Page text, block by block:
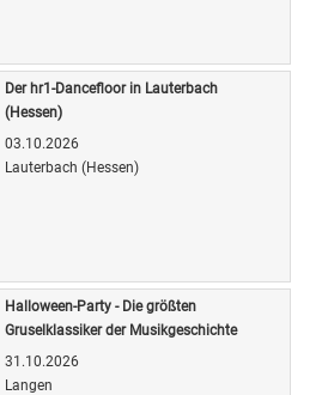
Der hr1-Dancefloor in Lauterbach
(Hessen)
03.10.2026
Lauterbach (Hessen)
Halloween-Party - Die größten
Gruselklassiker der Musikgeschichte
31.10.2026
Langen